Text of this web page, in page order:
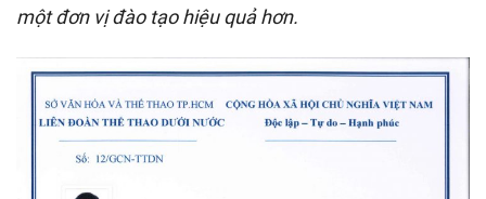
một đơn vị đào tạo hiệu quả hơn.